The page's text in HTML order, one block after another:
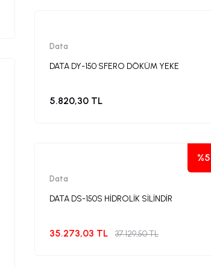
Data
DATA DY-150 SFERO DÖKÜM YEKE
5.820,30 TL
%5
Data
DATA DS-150S HİDROLİK SİLİNDİR
35.273,03 TL 37.129,50 TL